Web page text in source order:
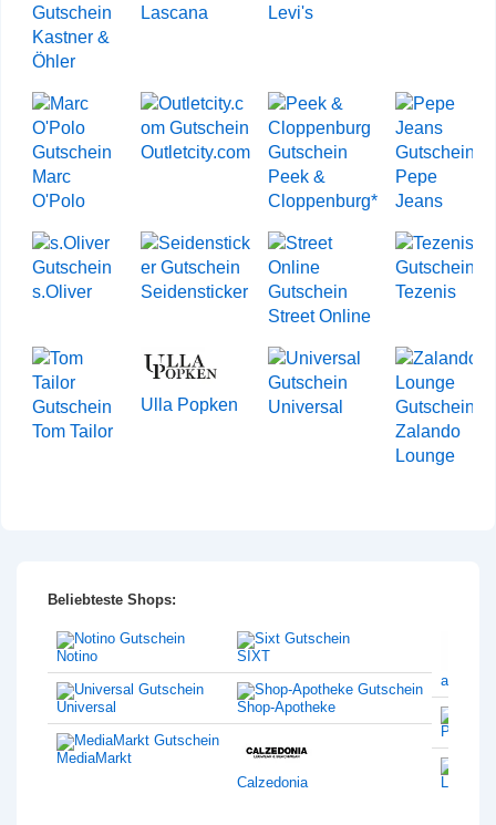
Kastner &
Öhler
Lascana Levi's
Marc
O'Polo
Outletcity.com
Peek &
Cloppenburg*
Pepe
Jeans
s.Oliver
Seidensticker
Street Online
Tezenis
Tom Tailor
Ulla Popken
Universal
Zalando
Lounge
Beliebteste Shops:
Notino
Universal
MediaMarkt
SIXT
Shop-Apotheke
Calzedonia
amazon
Philips